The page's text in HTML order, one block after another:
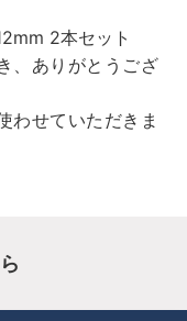
2本セット
、ありがとうござ
わせていただきま